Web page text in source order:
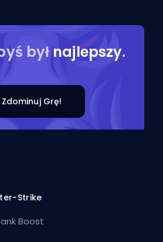
był najlepszy.
Zdominuj Grę!
Strike
Boost